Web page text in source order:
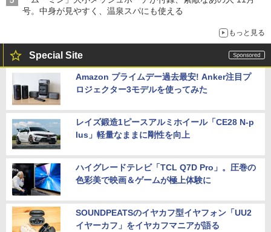
号。中身が見やすく、温泉スパにも使える
もっと見る
Special Site
Amazon プライムデー過去最安! Anker注目プ
ロジェクター3モデルを使ってみた
レイズ鍛造1ピースアルミホイール「CE28 N-p
lus」軽量なままに剛性を向上
ハイグレードテレビ「TCL Q7D Pro」。圧巻の
色彩美で映画＆ゲームが極上体験に
SOUNDPEATSのイヤカフ型イヤフォン「UU2
イヤーカフ」をイヤカフマニアが語る